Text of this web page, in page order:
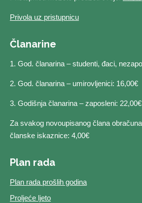
Privola uz pristupnicu
Članarine
1. God. članarina – studenti, đaci,
2. God. članarina – umirovljenici: 16,00€
3. Godišnja članarina – zaposleni: 22,00€
Za svakog novoupisanog člana
članske iskaznice: 4,00€
Plan rada
Plan rada prošlih godina
Proljeće ljeto